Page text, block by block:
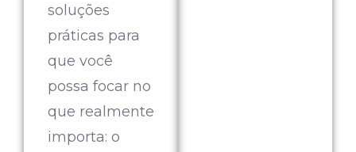
soluções
práticas para
que você
possa focar no
que realmente
importa: o